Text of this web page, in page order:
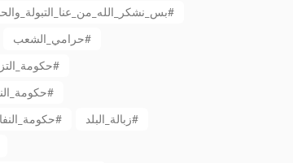
بس_نشكر_الله_من_عنا_التبولة_والحمص_بطحينة#
حرامي_الشعب#
حكومة_التزوير_والفساد#
حكومة_النفاق_الوطني#
حكومة_النفايات_الوطنية#
زبالة_البلد#